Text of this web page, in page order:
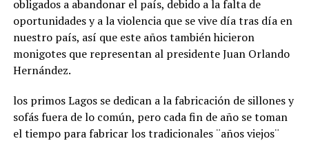
obligados a abandonar el país, debido a la falta de
oportunidades y a la violencia que se vive día tras día en
nuestro país, así que este años también hicieron
monigotes que representan al presidente Juan Orlando
Hernández.
los primos Lagos se dedican a la fabricación de sillones y
sofás fuera de lo común, pero cada fin de año se toman
el tiempo para fabricar los tradicionales ¨años viejos¨